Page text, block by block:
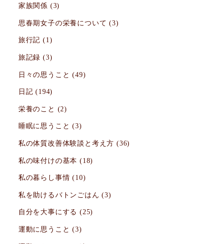
家族関係 (3)
思春期女子の栄養について (3)
旅行記 (1)
旅記録 (3)
日々の思うこと (49)
日記 (194)
栄養のこと (2)
睡眠に思うこと (3)
私の体質改善体験談と考え方 (36)
私の味付けの基本 (18)
私の暮らし事情 (10)
私を助けるバトンごはん (3)
自分を大事にする (25)
運動に思うこと (3)